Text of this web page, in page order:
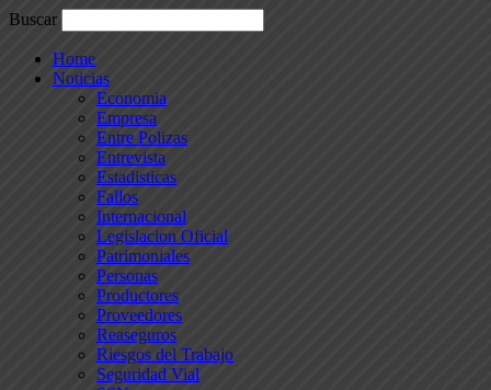
Buscar
Home
Noticias
Economia
Empresa
Entre Polizas
Entrevista
Estadisticas
Fallos
Internacional
Legislacion Oficial
Patrimoniales
Personas
Productores
Proveedores
Reaseguros
Riesgos del Trabajo
Seguridad Vial